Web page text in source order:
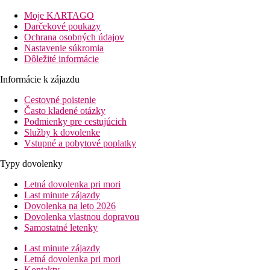
Vzdialenosť
pláže: 300 m
letisko: 62 km Palma de Mallorca
centrá: 700 m
Dvojlôžková izba:
kúpeľňa/WC
telefón
klimatizácia
TV/sat.
balkón alebo terasa
uvedené vybavenie)
Dvojposteľová izba, Výhľad mora:
na more
Rodinná izba:priestrannejšia
vstupná hala s recepciou
hlavná reštaurácia
Moje KARTAGO
Darčekové poukazy
Ochrana osobných údajov
Nastavenie súkromia
Dôležité informácie
Informácie k zájazdu
Cestovné poistenie
Často kladené otázky
Podmienky pre cestujúcich
Služby k dovolenke
Vstupné a pobytové poplatky
Typy dovolenky
Letná dovolenka pri mori
Last minute zájazdy
Dovolenka na leto 2026
Dovolenka vlastnou dopravou
Samostatné letenky
Last minute zájazdy
Letná dovolenka pri mori